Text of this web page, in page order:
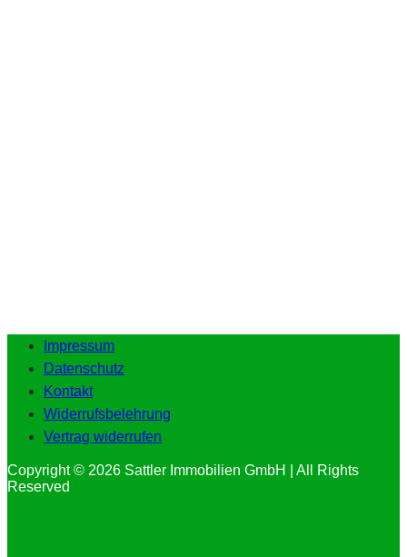
Impressum
Datenschutz
Kontakt
Widerrufsbelehrung
Vertrag widerrufen
Copyright © 2026 Sattler Immobilien GmbH | All Rights
Reserved